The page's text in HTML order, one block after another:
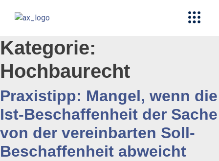
Kategorie:
Hochbaurecht
Praxistipp: Mangel, wenn die
Ist-Beschaffenheit der Sache
von der vereinbarten Soll-
Beschaffenheit abweicht